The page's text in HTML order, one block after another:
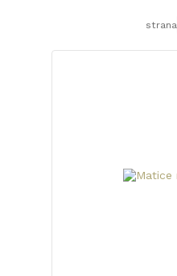
strana